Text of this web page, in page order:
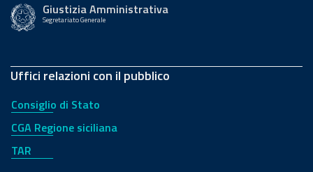
Giustizia Amministrativa
Segretariato Generale
Uffici relazioni con il pubblico
Consiglio di Stato
CGA Regione siciliana
TAR